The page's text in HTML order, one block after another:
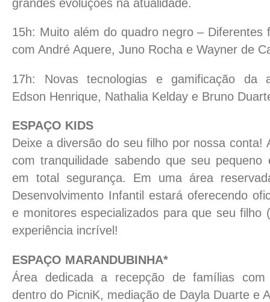
grandes evoluções na atualidade.
15h: Muito além do quadro negro – Diferentes
com André Aquere, Juno Rocha e Wayner de
17h: Novas tecnologias e gamificação da
Edson Henrique, Nathalia Kelday e Bruno
ESPAÇO KIDS
Deixe a diversão do seu filho por nossa conta!
com tranquilidade sabendo que seu pequeno
em total segurança. Em uma área
Desenvolvimento Infantil estará oferecendo
e monitores especializados para que seu filho
experiência incrível!
ESPAÇO MARANDUBINHA*
Área dedicada a recepção de famílias com
dentro do PicniK, mediação de Dayla Duarte e